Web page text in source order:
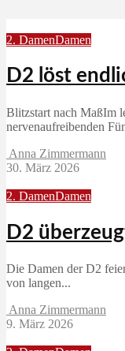
2. DamenDamen
D2 löst
Blitzstart nach MaßIm
nervenaufreibenden
Anna Zimmermann
30. März 2026
2. DamenDamen
D2
Die Damen der D2
von langen...
Anna Zimmermann
9. März 2026